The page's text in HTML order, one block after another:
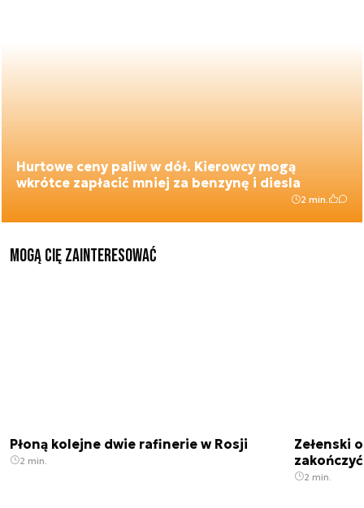
Hurtowe ceny paliw w dół. Kierowcy mogą
wkrótce zapłacić mniej za benzynę i diesla
2 min.
Mogą Cię zainteresować
Płoną kolejne dwie rafinerie w Rosji
2 min.
Zełenski
2 min.